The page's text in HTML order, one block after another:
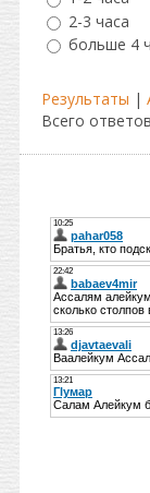
2-3 часа
больше 4
Результаты |
Всего